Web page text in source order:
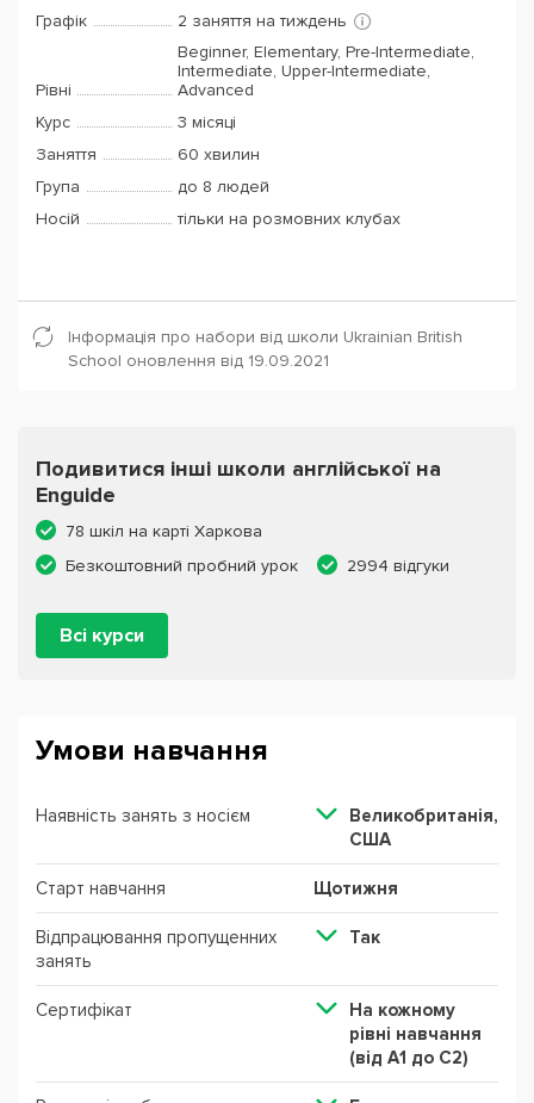
Графік
2 заняття на тиждень
Рівні
Beginner, Elementary, Pre-Intermediate,
Intermediate, Upper-Intermediate,
Advanced
Курс
3 місяці
Заняття
60 хвилин
Група
до 8 людей
Носій
тільки на розмовних клубах
Інформація про набори від школи Ukrainian British
School оновлення від 19.09.2021
Подивитися інші школи англійської на
Enguide
78 шкіл на карті Харкова
Безкоштовний пробний урок
2994 відгуки
Всі курси
Умови навчання
Наявність занять з носієм
Великобританія,
США
Старт навчання Щотижня
Відпрацювання пропущенних
занять
Так
Сертифікат
На кожному
рівні навчання
(від А1 до С2)